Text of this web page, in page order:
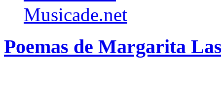
Musicade.net
Poemas de Margarita